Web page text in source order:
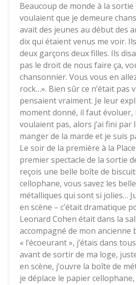
Beaucoup de monde à la sortie
voulaient que je demeure
avait des jeunes au début des
dix qui étaient venus me voir.
deux garçons deux filles. Ils
pas le droit de nous faire ça,
chansonnier. Vous vous en
rock…». Bien sûr ce n’était pas
pensaient vraiment. Je leur
moment donné, il faut évoluer,
voulaient pas, alors j’ai fini par
manger de la marde et je suis
Le soir de la première à la
premier spectacle de la sortie
reçois une belle boîte de
cellophane, vous savez les
métalliques qui sont si jolies…
en scène – c’était dramatique
Leonard Cohen était dans la
accompagné de mon ancienne
« l’écoeurant », j’étais dans
avant de sortir de ma loge,
en scène, j’ouvre la boîte de
je déplace le papier